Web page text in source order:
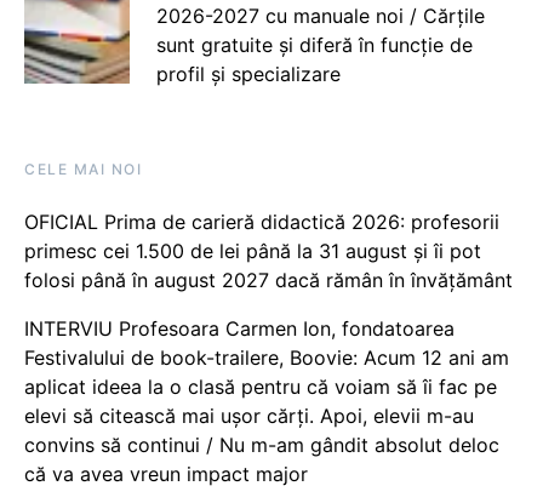
2026-2027 cu manuale noi / Cărțile
sunt gratuite și diferă în funcție de
profil și specializare
CELE MAI NOI
OFICIAL Prima de carieră didactică 2026: profesorii
primesc cei 1.500 de lei până la 31 august și îi pot
folosi până în august 2027 dacă rămân în învățământ
INTERVIU Profesoara Carmen Ion, fondatoarea
Festivalului de book-trailere, Boovie: Acum 12 ani am
aplicat ideea la o clasă pentru că voiam să îi fac pe
elevi să citească mai ușor cărți. Apoi, elevii m-au
convins să continui / Nu m-am gândit absolut deloc
că va avea vreun impact major